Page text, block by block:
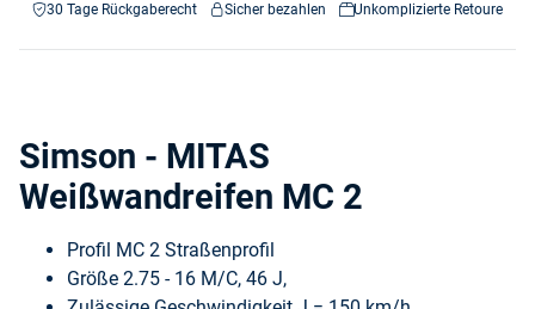
30 Tage Rückgaberecht Sicher bezahlen Unkomplizierte Retoure
Simson - MITAS
Weißwandreifen MC 2
Profil MC 2 Straßenprofil
Größe 2.75 - 16 M/C, 46 J,